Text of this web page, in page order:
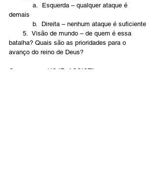
demais
            b.  Direita – nenhum ataque é suficiente
batalha? Quais são as prioridades para o
avanço do reino de Deus?
Ore conosco HOJE. ASSISTA.